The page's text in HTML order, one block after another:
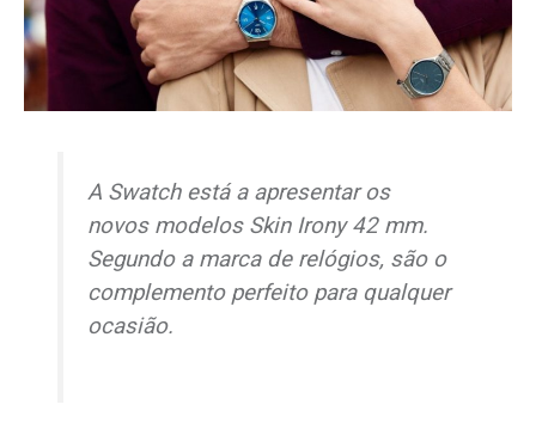
A Swatch está a apresentar os
novos modelos Skin Irony 42 mm.
Segundo a marca de relógios, são o
complemento perfeito para qualquer
ocasião.